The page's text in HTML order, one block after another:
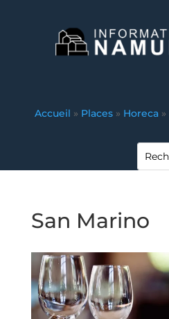
Accueil » Places » Horeca »
San Marino